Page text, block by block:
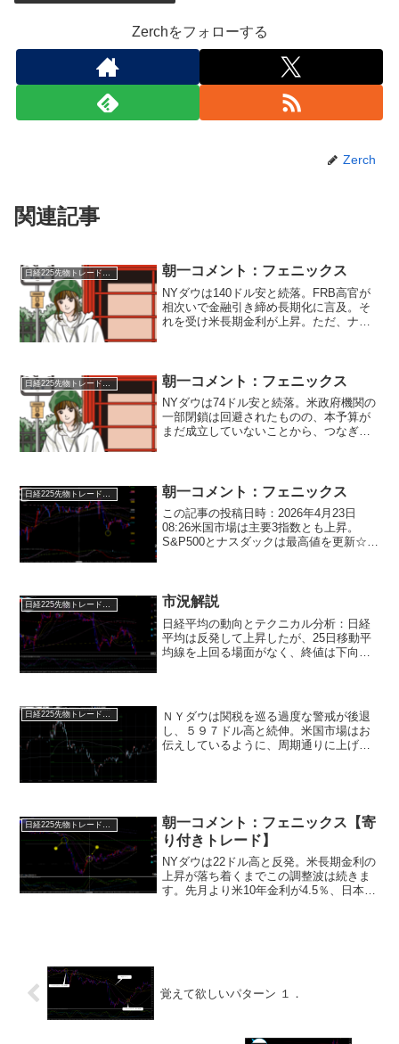
Zerchをフォローする
Zerch
関連記事
日経225先物トレード倶楽部 朝一コメント：フェニックス
NYダウは140ドル安と続落。FRB高官が
相次いで金融引き締め長期化に言及。そ
れを受け米長期金利が上昇。ただ、ナス
ドが続いています...
日経225先物トレード倶楽部 朝一コメント：フェニックス
NYダウは74ドル安と続落。米政府機関の
一部閉鎖は回避されたものの、本予算が
まだ成立していないことから、つなぎ予
込む波動』のため...
朝一コメント：フェニックス
この記事の投稿日時：2026年4月23日
08:26米国市場は主要3指数とも上昇。
S&P500とナスダックは最高値を更新☆下
真っ最中...
市況解説
日経平均の動向とテクニカル分析：日経
平均は反発して上昇したが、25日移動平
均線を上回る場面がなく、終値は下向き
短期的な売り優勢を示す...
日経225先物トレード倶楽部
ＮＹダウは関税を巡る過度な警戒が後退
し、５９７ドル高と続伸。米国市場はお
伝えしているように、周期通りに上げ波
朝一コメント：フェニックス【寄
り付きトレード】
NYダウは22ドル高と反発。米長期金利の
上昇が落ち着くまでこの調整波は続きま
す。先月より米10年金利が4.5％、日本が
覚えて欲しいパターン １．